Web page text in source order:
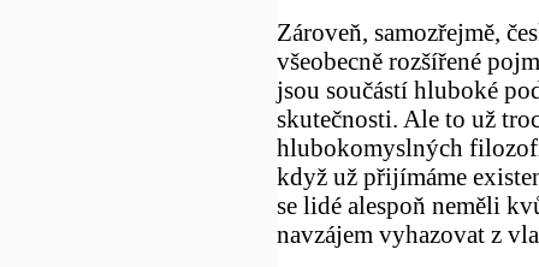
Zároveň, samozřejmě,
všeobecně rozšířené
jsou součástí hluboké
skutečnosti. Ale to už
hlubokomyslných
když už přijímáme
se lidé alespoň neměli
navzájem vyhazovat z